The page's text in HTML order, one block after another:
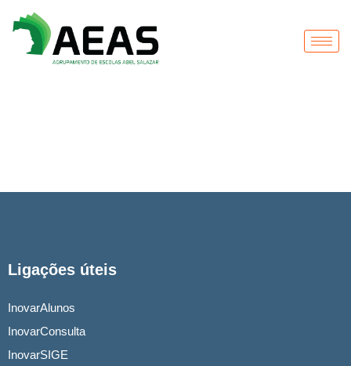
Ligações úteis
InovarAlunos
InovarConsulta
InovarSIGE